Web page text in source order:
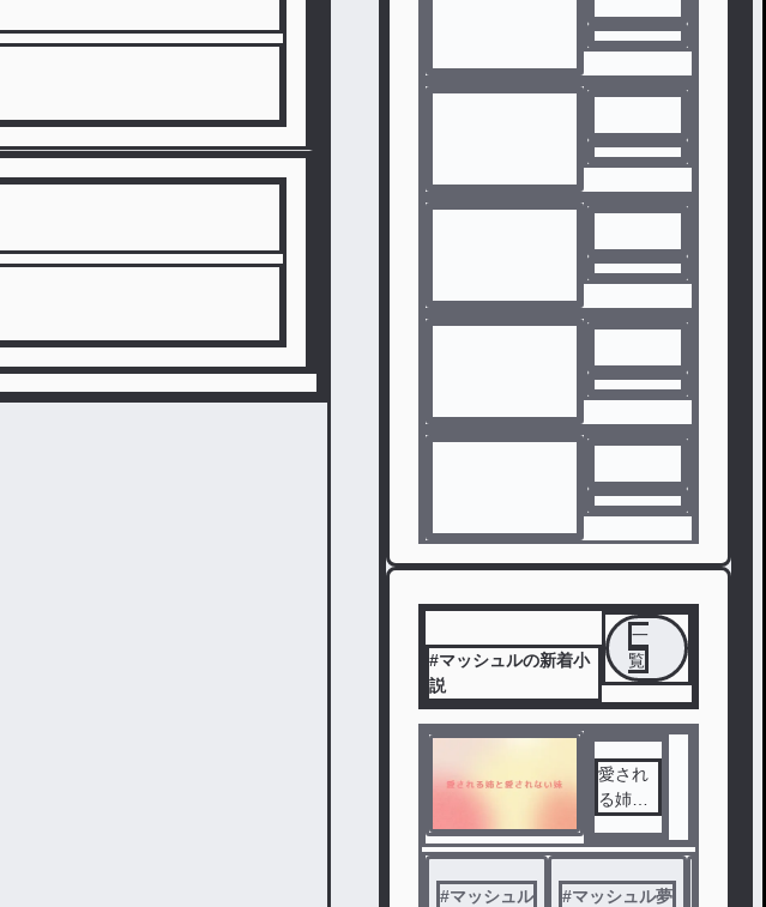
#マッシュルの新着小
説
一
覧
愛され
る姉と
ない妹
#マッシュル #マッシュル夢